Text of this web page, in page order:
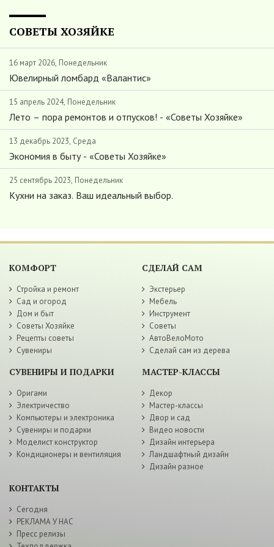
СОВЕТЫ ХОЗЯЙКЕ
16 март 2026, Понедельник
Ювелирный ломбард «Валантис»
15 апрель 2024, Понедельник
Лето – пора ремонтов и отпусков! - «Советы Хозяйке»
13 декабрь 2023, Среда
Экономия в быту - «Советы Хозяйке»
25 сентябрь 2023, Понедельник
Кухни на заказ. Ваш идеальный выбор.
КОМФОРТ
Стройка и ремонт
Сад и огород
Дом и быт
Советы Хозяйке
Рецепты советы
Сувениры
СДЕЛАЙ САМ
Экстерьер
Мебель
Инструмент
Советы
АвтоВелоМото
Сделай сам из дерева
СУВЕНИРЫ И ПОДАРКИ
Оригами
Электричество
Компьютеры и электроника
Сувениры и подарки
Моделист конструктор
Кондиционеры и вентиляция
МАСТЕР-КЛАССЫ
Декор
Мастер-классы
Двор и сад
Видео новости
Дизайн интерьера
Ландшафтный дизайн
Дизайн разное
КОНТАКТЫ
Сегодня
РЕКЛАМА У НАС
Пресс релизы